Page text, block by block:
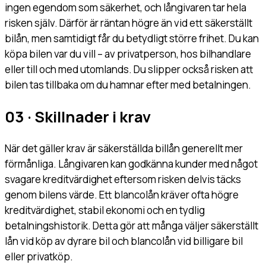
ingen egendom som säkerhet, och långivaren tar hela
risken själv. Därför är räntan högre än vid ett säkerställt
bilån, men samtidigt får du betydligt större frihet. Du kan
köpa bilen var du vill – av privatperson, hos bilhandlare
eller till och med utomlands. Du slipper också risken att
bilen tas tillbaka om du hamnar efter med betalningen.
03 · Skillnader i krav
När det gäller krav är säkerställda billån generellt mer
förmånliga. Långivaren kan godkänna kunder med något
svagare kreditvärdighet eftersom risken delvis täcks
genom bilens värde. Ett blancolån kräver ofta högre
kreditvärdighet, stabil ekonomi och en tydlig
betalningshistorik. Detta gör att många väljer säkerställt
lån vid köp av dyrare bil och blancolån vid billigare bil
eller privatköp.